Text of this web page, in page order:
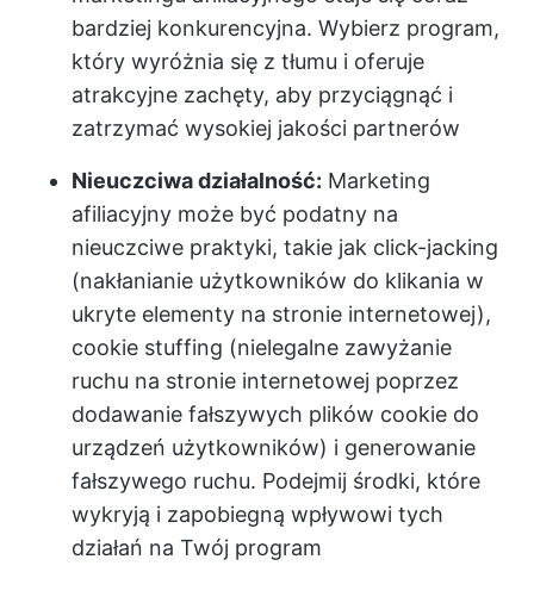
bardziej konkurencyjna. Wybierz program,
który wyróżnia się z tłumu i oferuje
atrakcyjne zachęty, aby przyciągnąć i
zatrzymać wysokiej jakości partnerów
Nieuczciwa działalność: Marketing
afiliacyjny może być podatny na
nieuczciwe praktyki, takie jak click-jacking
(nakłanianie użytkowników do klikania w
ukryte elementy na stronie internetowej),
cookie stuffing (nielegalne zawyżanie
ruchu na stronie internetowej poprzez
dodawanie fałszywych plików cookie do
urządzeń użytkowników) i generowanie
fałszywego ruchu. Podejmij środki, które
wykryją i zapobiegną wpływowi tych
działań na Twój program